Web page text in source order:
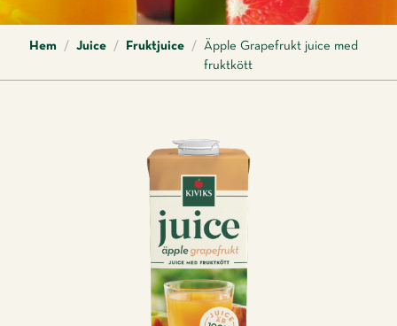
Hem / Juice / Fruktjuice /
Äpple Grapefrukt juice med
fruktkött